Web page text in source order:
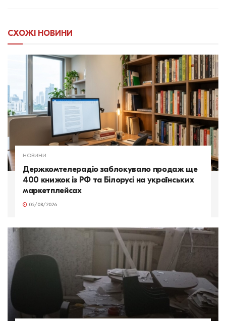
СХОЖІ НОВИНИ
НОВИНИ
Держкомтелерадіо заблокувало продаж ще
400 книжок із РФ та Білорусі на українських
маркетплейсах
05/08/2026